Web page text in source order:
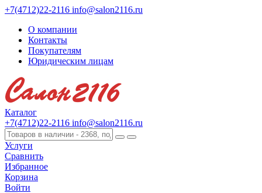
+7(4712)22-2116 info@salon2116.ru
О компании
Контакты
Покупателям
Юридическим лицам
Каталог
+7(4712)22-2116 info@salon2116.ru
Услуги
Сравнить
Избранное
Корзина
Войти